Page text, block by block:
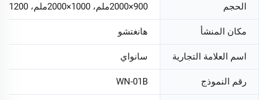
الحجم 900×2000ملم، 1000×2000ملم، 1200×2000ملم، 1100×2000ملم
مكان المنشأ هانغتشو
اسم العلامة التجارية سانواي
رقم النموذج WN-01B